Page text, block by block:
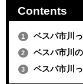
Contents
1 ベスパ市川
2 ベスパ市川
3 ベスパ市川